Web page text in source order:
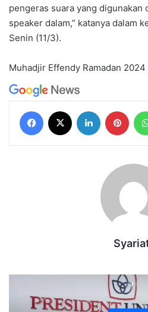
pengeras suara yang digunakan
speaker dalam,” katanya dalam
Senin (11/3).
Muhadjir Effendy Ramadan 2024
Facebook LinkedIn